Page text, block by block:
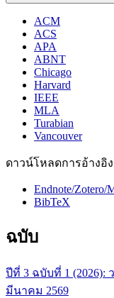
ACM
ACS
APA
ABNT
Chicago
Harvard
IEEE
MLA
Turabian
Vancouver
ดาวน์โหลดการอ้างอิง
Endnote/Zotero/
BibTeX
ฉบับ
ปีที่ 3 ฉบับที่ 1
มีนาคม 2569